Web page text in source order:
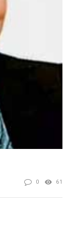
0 61